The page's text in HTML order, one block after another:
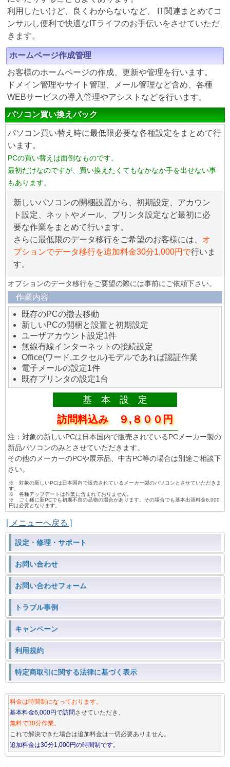
利用したいけど、良くわからないなど、 IT関連まとめてコ
ンサルし便利で快適なITライフのお手伝いをさせていただ
きます。
ホームページ作成管理
お客様のホームページの作成、更新や管理を行います。
ドメイン管理やサイト管理、メール管理など含め、各種
WEBサービスの導入管理やアシストなどを行います。
パソコン買い換えパック
パソコン買い替え時に最低限必要な各種設定をまとめて行
います。
PCの買い替えは面倒なものです。
最初だけなのですが、買い換えたくてもなかなか手を出せない事
もあります。
新しいパソコンの開梱設置から、初期設定、アカウン
ト設定、ネットやメール、プリンタ設定など最初に必
要な作業をまとめて行います。
さらに最低限のデータ移行をご希望のお客様には、 オ
プションでデータ移行を追加料金30分1,000円で行いま
す。
オプションのデータ移行をご要望の際には事前にご依頼下さい。
作業内容
既存のPCの撤去移動
新しいPCの開梱と設置と初期設定
ユーザアカウント設定1件
無線有線インターネットの接続設定
Office(ワード,エクセル)モデルであれば認証作業
電子メールの設定1件
既存プリンタの設定1台
基 本 設 定
訪問料込み ９,８００円
注：対象の新しいPCは日本国内で販売されているPCメーカー製の
新品パソコンのみとさせていただきます。
その他のメーカーのPCや展示品、中古PC等の場合は別途ご相談下
さい。
※ 対象の新しいPCは日本国内で販売されているメーカー製のパソコンとさせていただきま
す。
※ 各種アップデートは作業に含まれておりません。
※ ごく稀に新PCでも初期不良の品物の場合があります。その場合でも基本出張料金6,000
円は必要となります。
[ メニューへ戻る ]
設定・修理・サポート
お問い合わせ
お問い合わせフォーム
トラブル事例
キャンペーン
利用規約
特定商取引に関する法律に基づく表示
料金は時間制になっております。
基本料金6,000円で訪問させていただき、
無料で30分作業。
これで解決できた場合は追加料金は一切必要ありません。
追加料金は30分1,000円の時間制です。